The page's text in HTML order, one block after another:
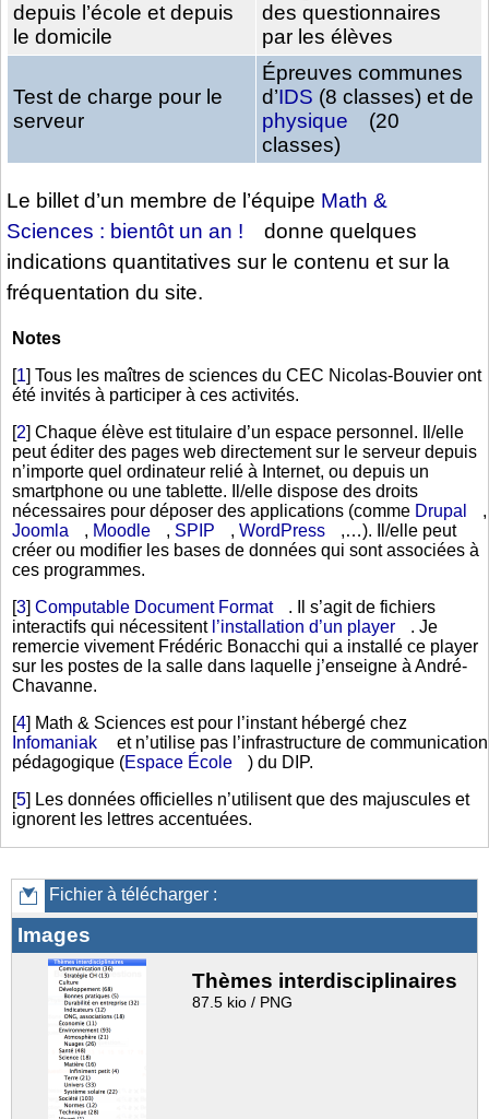
depuis l’école et depuis
le domicile
des questionnaires
par les élèves
Test de charge pour le
serveur
Épreuves communes
d’IDS (8 classes) et de
physique
(20
classes)
Le billet d’un membre de l’équipe Math &
Sciences : bientôt un an !
donne quelques
indications quantitatives sur le contenu et sur la
fréquentation du site.
Notes
[1] Tous les maîtres de sciences du CEC Nicolas-Bouvier ont
été invités à participer à ces activités.
[2] Chaque élève est titulaire d’un espace personnel. Il/elle
peut éditer des pages web directement sur le serveur depuis
n’importe quel ordinateur relié à Internet, ou depuis un
smartphone ou une tablette. Il/elle dispose des droits
nécessaires pour déposer des applications (comme Drupal
,
Joomla
, Moodle , SPIP , WordPress
,…). Il/elle peut
créer ou modifier les bases de données qui sont associées à
ces programmes.
[3] Computable Document Format
. Il s’agit de fichiers
interactifs qui nécessitent l’installation d’un player
. Je
remercie vivement Frédéric Bonacchi qui a installé ce player
sur les postes de la salle dans laquelle j’enseigne à André-
Chavanne.
[4] Math & Sciences est pour l’instant hébergé chez
Infomaniak
et n’utilise pas l’infrastructure de communication
pédagogique (Espace École
) du DIP.
[5] Les données officielles n’utilisent que des majuscules et
ignorent les lettres accentuées.
Fichier à télécharger :
Images
Thèmes interdisciplinaires
87.5 kio / PNG